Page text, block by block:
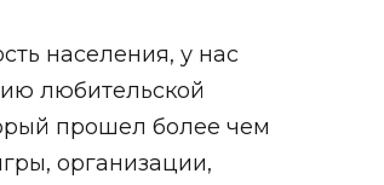
населения, у нас
любительской
прошел более чем
организации,